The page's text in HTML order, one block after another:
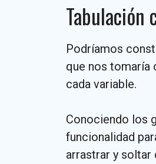
Tabulación
Podríamos
que nos tomaría
cada variable.
Conociendo los
funcionalidad
arrastrar y soltar